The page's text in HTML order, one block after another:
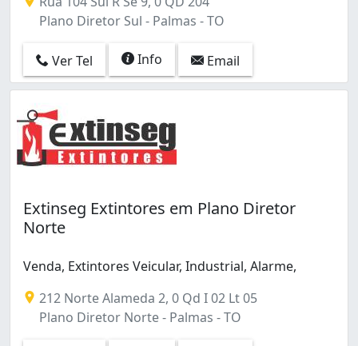
Plano Diretor Sul - Palmas - TO
Ver Tel Info Email
Extinseg Extintores em Plano Diretor
Norte
Venda, Extintores Veicular, Industrial, Alarme,
212 Norte Alameda 2, 0 Qd I 02 Lt 05
Plano Diretor Norte - Palmas - TO